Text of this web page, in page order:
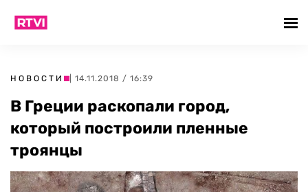
НОВОСТИ | 14.11.2018 / 16:39
В Греции раскопали город,
который построили пленные
троянцы